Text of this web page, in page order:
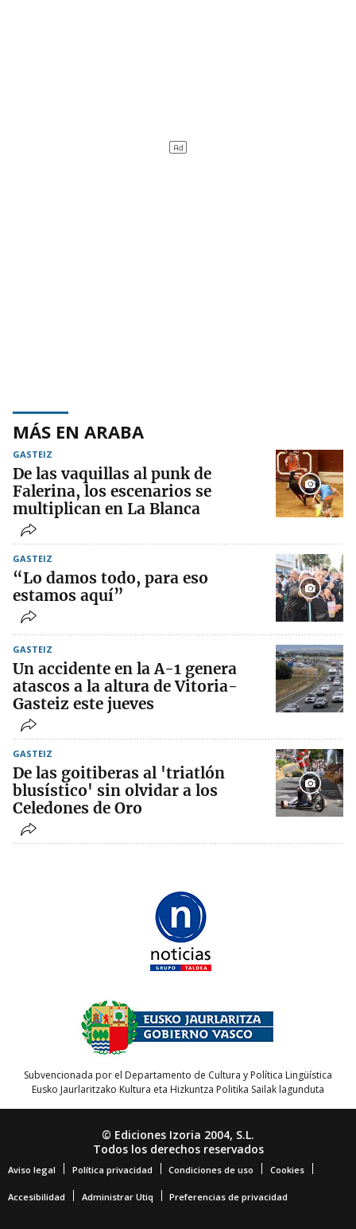
MÁS EN ARABA
GASTEIZ
De las vaquillas al punk de
Falerina, los escenarios se
multiplican en La Blanca
GASTEIZ
“Lo damos todo, para eso
estamos aquí”
GASTEIZ
Un accidente en la A-1 genera
atascos a la altura de Vitoria-
Gasteiz este jueves
GASTEIZ
De las goitiberas al 'triatlón
blusístico' sin olvidar a los
Celedones de Oro
Subvencionada por el Departamento de Cultura y Política Lingüística
Eusko Jaurlaritzako Kultura eta Hizkuntza Politika Sailak lagunduta
© Ediciones Izoria 2004, S.L.
Todos los derechos reservados
Aviso legal Política privacidad Condiciones de uso Cookies
Accesibilidad Administrar Utiq Preferencias de privacidad